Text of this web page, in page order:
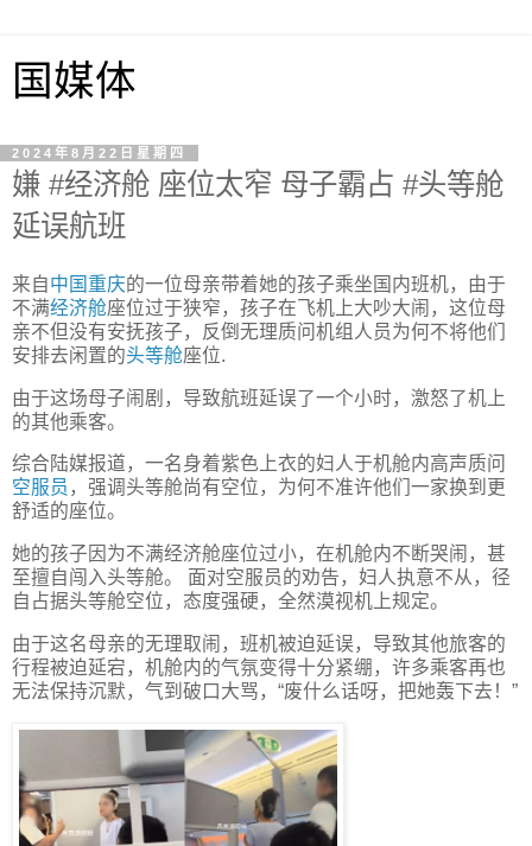
国媒体
2024年8月22日星期四
嫌 #经济舱 座位太窄 母子霸占 #头等舱
延误航班
来自中国 重庆的一位母亲带着她的孩子乘坐国内班机，由于
不满经济舱座位过于狭窄，孩子在飞机上大吵大闹，这位母
亲不但没有安抚孩子，反倒无理质问机组人员为何不将他们
安排去闲置的头等舱座位.
由于这场母子闹剧，导致航班延误了一个小时，激怒了机上
的其他乘客。
综合陆媒报道，一名身着紫色上衣的妇人于机舱内高声质问
空服员 ，强调头等舱尚有空位，为何不准许他们一家换到更
舒适的座位。
她的孩子因为不满经济舱座位过小，在机舱内不断哭闹，甚
至擅自闯入头等舱。 面对空服员的劝告，妇人执意不从，径
自占据头等舱空位，态度强硬，全然漠视机上规定。
由于这名母亲的无理取闹，班机被迫延误，导致其他旅客的
行程被迫延宕，机舱内的气氛变得十分紧绷，许多乘客再也
无法保持沉默，气到破口大骂，“废什么话呀，把她轰下去！”